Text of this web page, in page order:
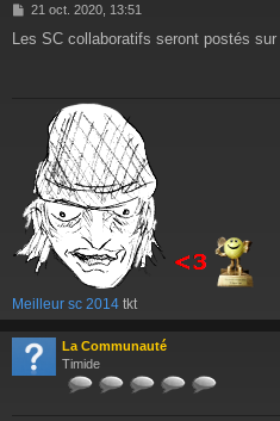
M
s
21 oct. 2020, 13:51
Les SC collaboratifs seront postés
Meilleur sc 2014 tkt
La Communauté
Timide